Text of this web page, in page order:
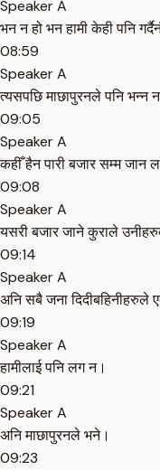
Speaker A
भन न हो भन हामी केही पनि
08:59
Speaker A
त्यसपछि माछापुरनले पनि भन्न
09:05
Speaker A
कहीँ हैन पारी बजार सम्म जान
09:08
Speaker A
यसरी बजार जाने कुराले
09:14
Speaker A
अनि सबै जना दिदीबहिनीहरुले
09:19
Speaker A
हामीलाई पनि लग न।
09:21
Speaker A
अनि माछापुरनले भने।
09:23